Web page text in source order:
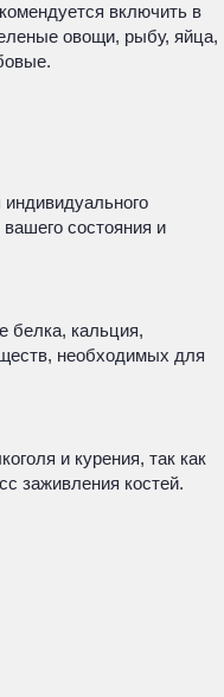
включить в
овощи, рыбу, яйца,
состояния и
белка, кальция,
необходимых для
и курения, так как
заживления костей.